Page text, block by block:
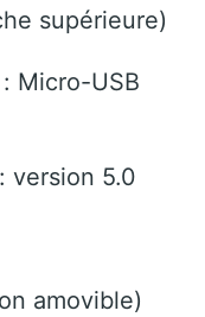
supérieure)
Micro-USB
5.0
amovible)